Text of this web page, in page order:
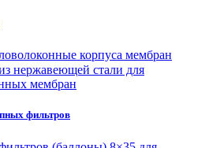
корпуса мембран
нержавеющей стали для
мембран
фильтров